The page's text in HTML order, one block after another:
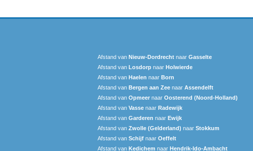
Afstand van Nieuw-Dordrecht naar Gasselte
Afstand van Losdorp naar Holwierde
Afstand van Haelen naar Born
Afstand van Bergen aan Zee naar Assendelft
Afstand van Opmeer naar Oosterend (Noord-Holland)
Afstand van Vasse naar Radewijk
Afstand van Garderen naar Ewijk
Afstand van Zwolle (Gelderland) naar Stokkum
Afstand van Schijf naar Oeffelt
Afstand van Kedichem naar Hendrik-Ido-Ambacht